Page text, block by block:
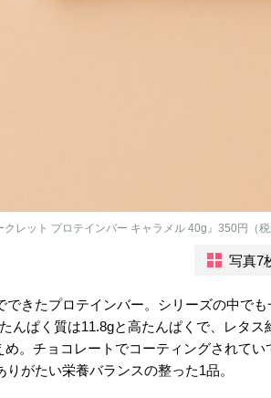
クレット プロテインバー キャラメル 40g』350円（税
写真7
できたプロテインバー。シリーズの中で
んぱく質は11.8gと高たんぱくで、レタ
め。チョコレートでコーティングされて
りがたい栄養バランスの整った1品。